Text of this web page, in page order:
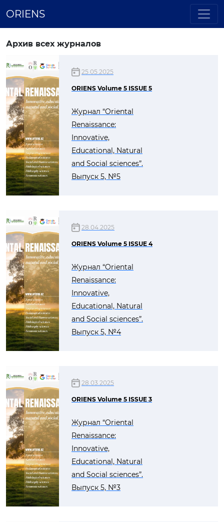
ORIENS
Архив всех журналов
25.05.2025
ORIENS Volume 5 ISSUE 5
Журнал “Oriental
Renaissance:
Innovative,
Educational, Natural
and Social sciences”.
Выпуск 5, №5
28.04.2025
ORIENS Volume 5 ISSUE 4
Журнал “Oriental
Renaissance:
Innovative,
Educational, Natural
and Social sciences”.
Выпуск 5, №4
28.03.2025
ORIENS Volume 5 ISSUE 3
Журнал “Oriental
Renaissance:
Innovative,
Educational, Natural
and Social sciences”.
Выпуск 5, №3